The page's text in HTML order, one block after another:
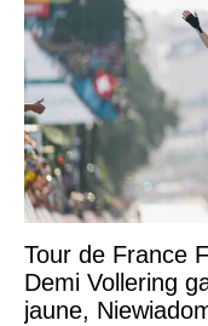
Tour de France
Demi Vollering
jaune,